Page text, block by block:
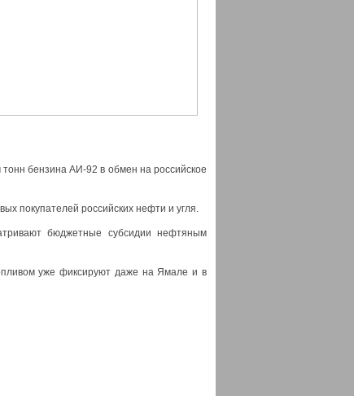
бензина АИ-92 в обмен на российское
покупателей российских нефти и угля.
бюджетные субсидии нефтяным
уже фиксируют даже на Ямале и в